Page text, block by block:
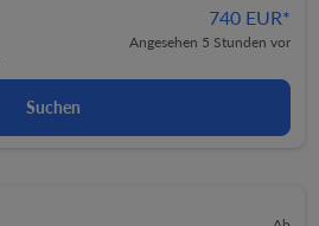
740 EUR*
Angesehen 5 Stunden vor
Suchen